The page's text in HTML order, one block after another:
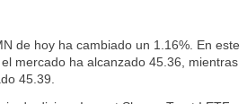
de hoy ha cambiado un 1.16% . En este
mercado ha alcanzado 45.36, mientras
45.39.